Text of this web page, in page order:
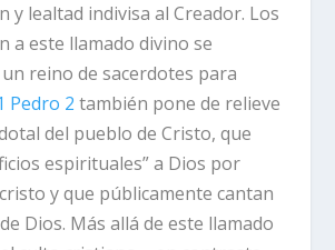
y lealtad indivisa al Creador. Los
a este llamado divino se
reino de sacerdotes para
Pedro 2 también pone de relieve
del pueblo de Cristo, que
espirituales” a Dios por
y que públicamente cantan
Dios. Más allá de este llamado